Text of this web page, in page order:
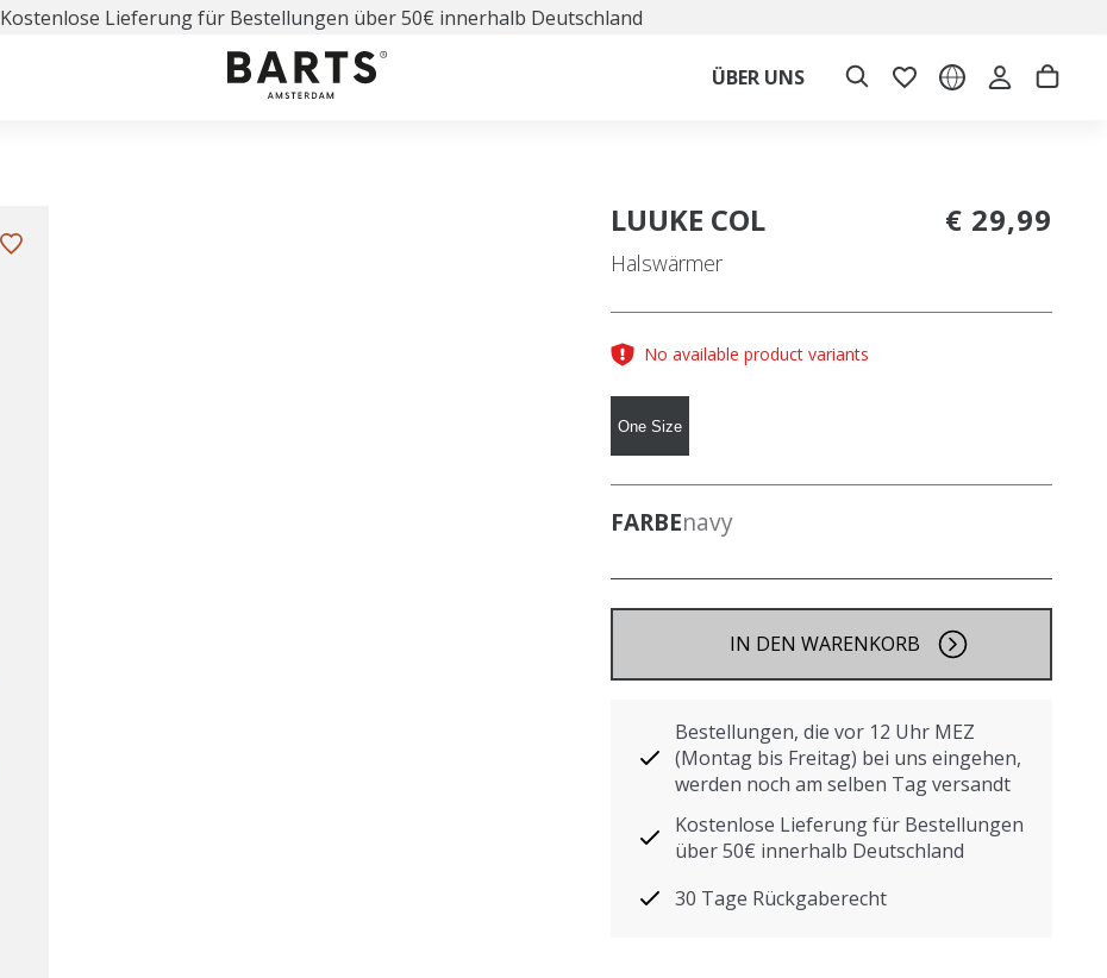
Kostenlose Lieferung für Bestellungen über 50€ innerhalb Deutschland
ÜBER UNS
LUUKE COL
Halswärmer
€ 29,99
No available product variants
One Size
FARBEnavy
IN DEN WARENKORB
Bestellungen, die vor 12 Uhr MEZ
(Montag bis Freitag) bei uns eingehen,
werden noch am selben Tag versandt
Kostenlose Lieferung für Bestellungen
über 50€ innerhalb Deutschland
30 Tage Rückgaberecht